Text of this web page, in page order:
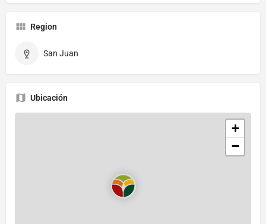
Region
San Juan
Ubicación
+
−